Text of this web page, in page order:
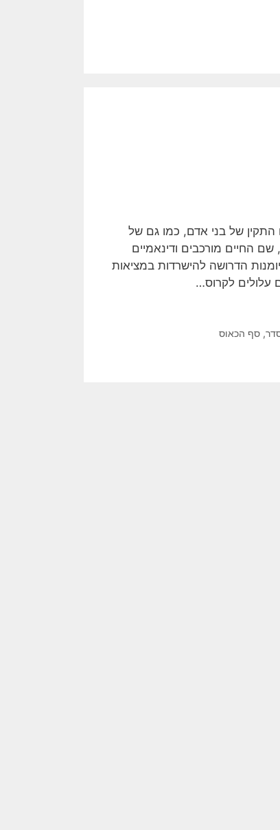
של בני אדם, כמו גם של
החיים מורכבים ודינאמיים
הדרושה להישרדות במציאות
עלולים לקרוס…
, סף הכאוס